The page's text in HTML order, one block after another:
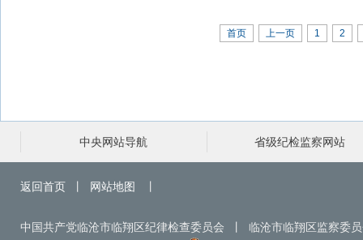
首页 上一页 1 2
中央网站导航 省级纪检监察网站
返回首页 网站地图
中国共产党临沧市临翔区纪律检查委员会 丨 临沧市临翔区监察委